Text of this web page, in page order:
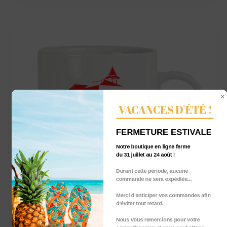
VACANCES D'ÉTÉ !
Notre boutique en ligne ferme
du 31 juillet au 24 août !
Durant cette période, aucune
commande ne sera expédiée...
Merci d'anticiper vos commandes afin
d’éviter tout retard.
Nous vous remercions pour votre
FERMETURE ESTIVALE